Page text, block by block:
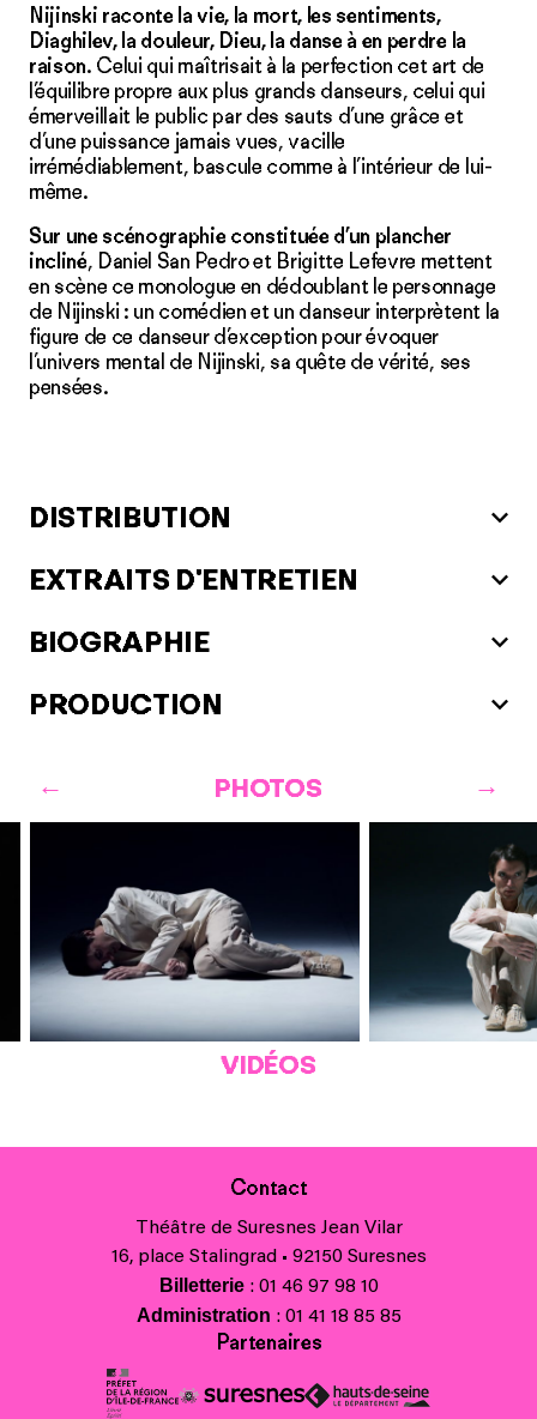
Nijinski raconte la vie, la mort, les sentiments,
Diaghilev, la douleur, Dieu, la danse à en perdre la
raison. Celui qui maîtrisait à la perfection cet art de
l’équilibre propre aux plus grands danseurs, celui qui
émerveillait le public par des sauts d’une grâce et
d’une puissance jamais vues, vacille
irrémédiablement, bascule comme à l’intérieur de lui-
même.
Sur une scénographie constituée d’un plancher
incliné, Daniel San Pedro et Brigitte Lefevre mettent
en scène ce monologue en dédoublant le personnage
de Nijinski : un comédien et un danseur interprètent la
figure de ce danseur d’exception pour évoquer
l’univers mental de Nijinski, sa quête de vérité, ses
pensées.
DISTRIBUTION
EXTRAITS D'ENTRETIEN
BIOGRAPHIE
PRODUCTION
PHOTOS
VIDÉOS
Contact
Théâtre de Suresnes Jean Vilar
16, place Stalingrad • 92150 Suresnes
Billetterie: 01 46 97 98 10
Administration : 01 41 18 85 85
Partenaires